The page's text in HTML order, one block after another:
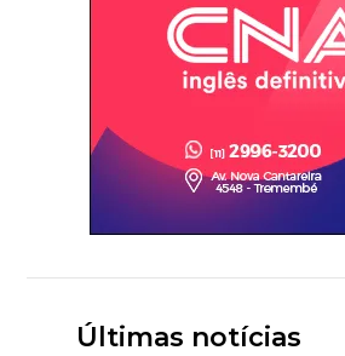
Últimas notícias